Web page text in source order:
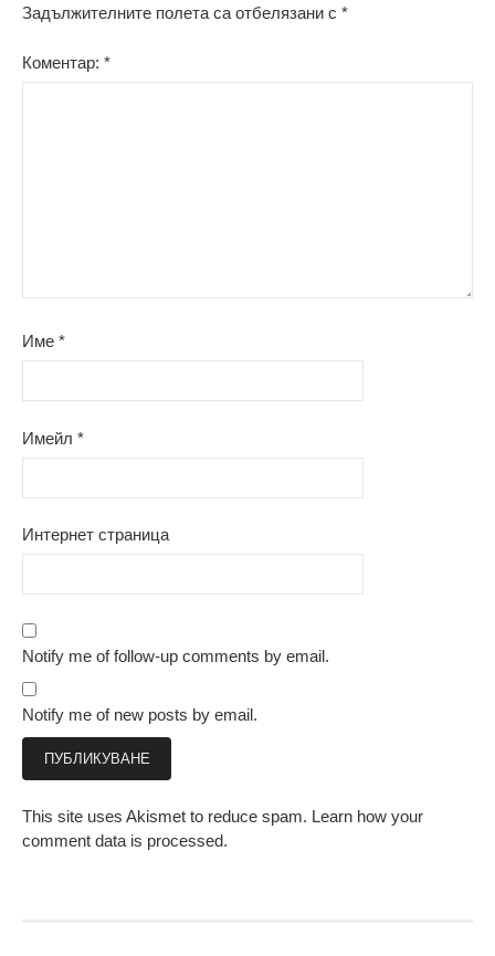
Задължителните полета са отбелязани с *
Коментар: *
Име *
Имейл *
Интернет страница
Notify me of follow-up comments by email.
Notify me of new posts by email.
This site uses Akismet to reduce spam. Learn how your
comment data is processed.